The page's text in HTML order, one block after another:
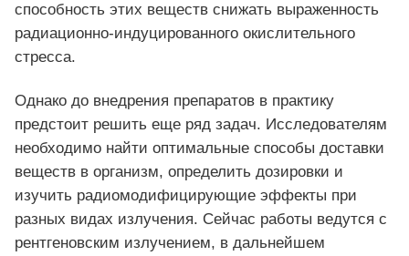
способность этих веществ снижать выраженность
радиационно-индуцированного окислительного
стресса.
Однако до внедрения препаратов в практику
предстоит решить еще ряд задач. Исследователям
необходимо найти оптимальные способы доставки
веществ в организм, определить дозировки и
изучить радиомодифицирующие эффекты при
разных видах излучения. Сейчас работы ведутся с
рентгеновским излучением, в дальнейшем